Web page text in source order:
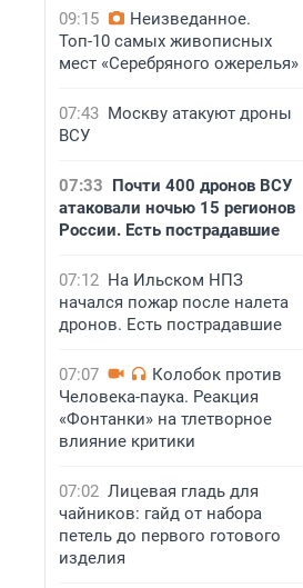
09:15
Неизведанное.
Топ-10 самых живописных
мест «Серебряного ожерелья»
07:43 Москву атакуют дроны
ВСУ
07:33 Почти 400 дронов ВСУ
атаковали ночью 15 регионов
России. Есть пострадавшие
07:12 На Ильском НПЗ
начался пожар после налета
дронов. Есть пострадавшие
07:07
Колобок против
Человека-паука. Реакция
«Фонтанки» на тлетворное
влияние критики
07:02 Лицевая гладь для
чайников: гайд от набора
петель до первого готового
изделия